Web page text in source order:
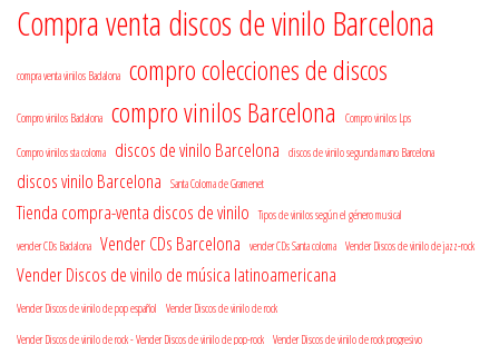
Compra venta discos de vinilo Barcelona
compra venta vinilos Badalona compro colecciones de discos
Compro vinilos Badalona compro vinilos Barcelona Compro vinilos Lps
Compro vinilos sta coloma discos de vinilo Barcelona discos de vinilo segunda mano Barcelona
discos vinilo Barcelona Santa Coloma de Gramenet
Tienda compra-venta discos de vinilo
Tipos de vinilos según el género musical
vender CDs Badalona Vender CDs Barcelona vender CDs Santa coloma Vender Discos de vinilo de jazz-rock
Vender Discos de vinilo de música latinoamericana
Vender Discos de vinilo de pop español
Vender Discos de vinilo de rock
Vender Discos de vinilo de rock - Vender Discos de vinilo de pop-rock Vender Discos de vinilo de rock progresivo